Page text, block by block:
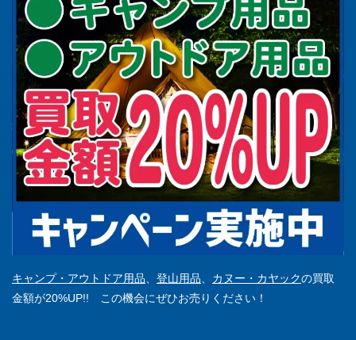
キャンプ・アウトドア用品 登山用品 カヌー・カヤックの買取
金額が20%UP!! この機会にぜひお売りください！